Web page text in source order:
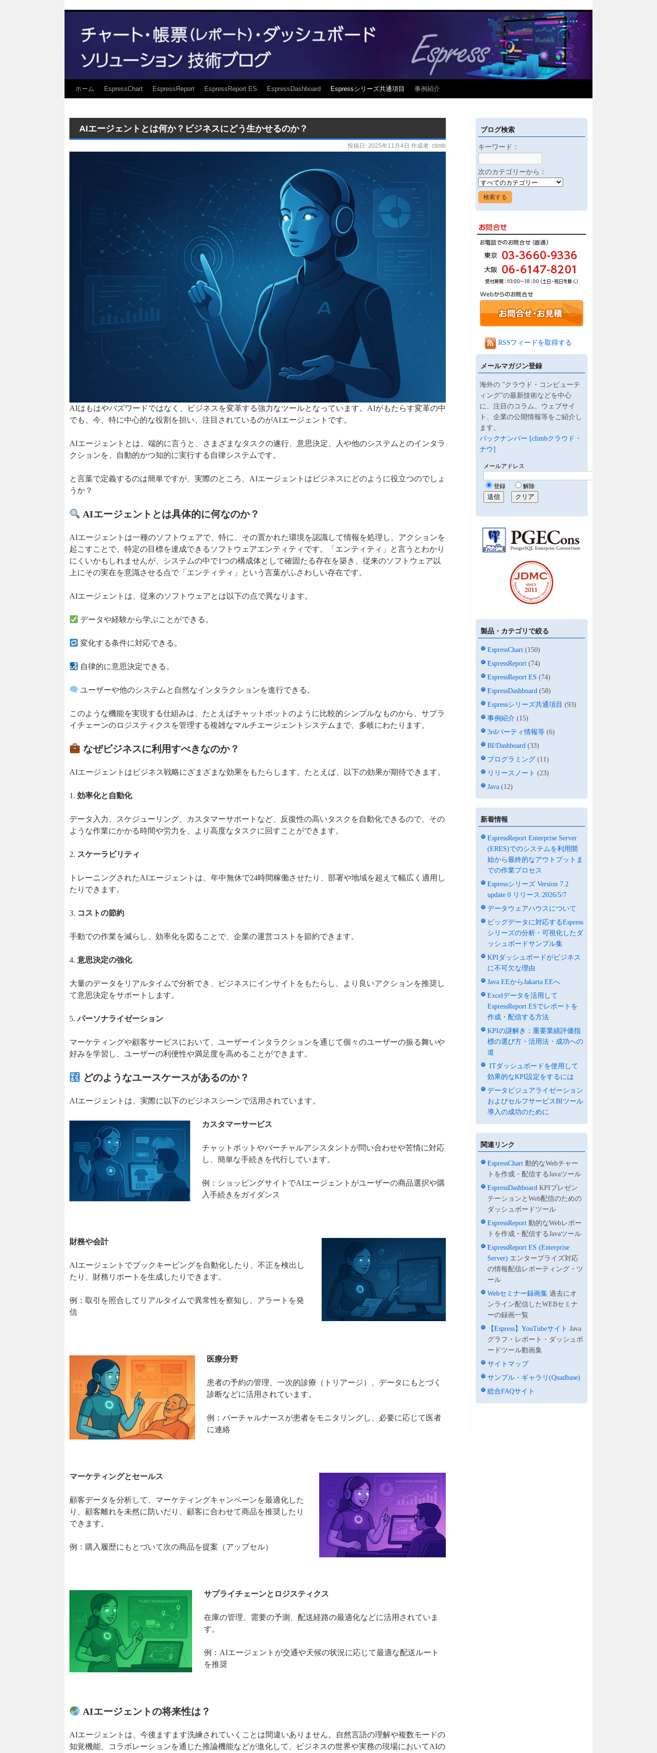
ホーム EspressChart EspressReport EspressReport ES EspressDashboard Espressシリーズ共通項目 事例紹介
AIエージェントとは何か？ビジネスにどう生かせるのか？
投稿日: 2025年11月4日 作成者: climb
AIはもはやバズワードではなく、ビジネスを変革する強力なツールとなっています。AIがもたらす変革の中
でも、今、特に中心的な役割を担い、注目されているのがAIエージェントです。
AIエージェントとは、端的に言うと、さまざまなタスクの遂行、意思決定、人や他のシステムとのインタラ
クションを、自動的かつ知的に実行する自律システムです。
と言葉で定義するのは簡単ですが、実際のところ、AIエージェントはビジネスにどのように役立つのでしょ
うか？
AIエージェントとは具体的に何なのか？
AIエージェントは一種のソフトウェアで、特に、その置かれた環境を認識して情報を処理し、アクションを
起こすことで、特定の目標を達成できるソフトウェアエンティティです。「エンティティ」と言うとわかり
にくいかもしれませんが、システムの中で1つの構成体として確固たる存在を築き、従来のソフトウェア以
上にその実在を意識させる点で「エンティティ」という言葉がふさわしい存在です。
AIエージェントは、従来のソフトウェアとは以下の点で異なります。
データや経験から学ぶことができる。
変化する条件に対応できる。
自律的に意思決定できる。
ユーザーや他のシステムと自然なインタラクションを進行できる。
このような機能を実現する仕組みは、たとえばチャットボットのように比較的シンプルなものから、サプラ
イチェーンのロジスティクスを管理する複雑なマルチエージェントシステムまで、多岐にわたります。
なぜビジネスに利用すべきなのか？
AIエージェントはビジネス戦略にざまざまな効果をもたらします。たとえば、以下の効果が期待できます。
1. 効率化と自動化
データ入力、スケジューリング、カスタマーサポートなど、反復性の高いタスクを自動化できるので、その
ような作業にかかる時間や労力を、より高度なタスクに回すことができます。
2. スケーラビリティ
トレーニングされたAIエージェントは、年中無休で24時間稼働させたり、部署や地域を超えて幅広く適用し
たりできます。
3. コストの節約
手動での作業を減らし、効率化を図ることで、企業の運営コストを節約できます。
4. 意思決定の強化
大量のデータをリアルタイムで分析でき、ビジネスにインサイトをもたらし、より良いアクションを推奨し
て意思決定をサポートします。
5.パーソナライゼーション
マーケティングや顧客サービスにおいて、ユーザーインタラクションを通じて個々のユーザーの振る舞いや
好みを学習し、ユーザーの利便性や満足度を高めることができます。
どのようなユースケースがあるのか？
AIエージェントは、実際に以下のビジネスシーンで活用されています。
カスタマーサービス
チャットボットやバーチャルアシスタントが問い合わせや苦情に対応
し、簡単な手続きを代行しています。
例：ショッピングサイトでAIエージェントがユーザーの商品選択や購
入手続きをガイダンス
財務や会計
AIエージェントでブックキーピングを自動化したり、不正を検出し
たり、財務リポートを生成したりできます。
例：取引を照合してリアルタイムで異常性を察知し、アラートを発
信
医療分野
患者の予約の管理、一次的診療（トリアージ）、データにもとづく
診断などに活用されています。
例：バーチャルナースが患者をモニタリングし、必要に応じて医者
に連絡
マーケティングとセールス
顧客データを分析して、マーケティングキャンペーンを最適化した
り、顧客離れを未然に防いだり、顧客に合わせて商品を推奨したり
できます。
例：購入履歴にもとづいて次の商品を提案（アップセル）
サプライチェーンとロジスティクス
在庫の管理、需要の予測、配送経路の最適化などに活用されていま
す。
例：AIエージェントが交通や天候の状況に応じて最適な配送ルート
を推奨
AIエージェントの将来性は？
AIエージェントは、今後ますます洗練されていくことは間違いありません。自然言語の理解や複数モードの
知覚機能、コラボレーションを通じた推論機能などが進化して、ビジネスの世界や実務の現場においてAIの
ブログ検索
キーワード：
次のカテゴリーから：
RSSフィードを取得する
メールマガジン登録
海外の ”クラウド・コンピューテ
ィング”の最新技術などを中心
に、注目のコラム、ウェブサイ
ト、企業の公開情報等をご紹介し
ます。
バックナンバー [climbクラウド・
ナウ]
製品・カテゴリで絞る
EspressChart (150)
EspressReport (74)
EspressReport ES (74)
EspressDashboard (58)
Espressシリーズ共通項目 (93)
事例紹介 (15)
3rdパーティ情報等 (6)
BI/Dashboard (33)
プログラミング (11)
リリースノート (23)
Java (12)
新着情報
EspressReport Enterprise Server
(ERES)でのシステムを利用開
始から最終的なアウトプットま
での作業プロセス
Espressシリーズ Version 7.2
update 0 リリース:2026/5/7
データウェアハウスについて
ビッグデータに対応するEspress
シリーズの分析・可視化したダ
ッシュボードサンプル集
KPIダッシュボードがビジネス
に不可欠な理由
Java EEからJakarta EEへ
Excelデータを活用して
EspressReport ESでレポートを
作成・配信する方法
KPIの謎解き：重要業績評価指
標の選び方・活用法・成功への
道
ITダッシュボードを使用して
効果的なKPI設定をするには
データビジュアライゼーション
およびセルフサービスBIツール
導入の成功のために
関連リンク
EspressChart 動的なWebチャー
トを作成・配信するJavaツール
EspressDashboard KPIプレゼン
テーションとWeb配信のための
ダッシュボードツール
EspressReport 動的なWebレポー
トを作成・配信するJavaツール
EspressReport ES (Enterprise
Server) エンタープライズ対応
の情報配信レポーティング・ツ
ール
Webセミナー録画集 過去にオ
ンライン配信したWEBセミナ
ーの録画一覧
【Espress】YouTubeサイト Java
グラフ・レポート・ダッシュボ
ードツール動画集
サイトマップ
サンプル・ギャラリ(Quadbase)
総合FAQサイト